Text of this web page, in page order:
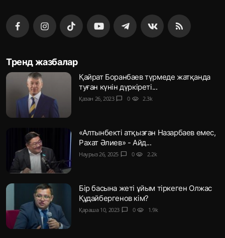
Тренд жазбалар
Қайрат Боранбаев түрмеде жатқанда
туған күнін дүркіреті...
Қазан 26, 2023 chat_bubble 0 visibility 2.3k
«Алтынбекті атқызған Назарбаев емес,
Рахат Әлиев» - Айд...
Наурыз 26, 2025 chat_bubble 0 visibility 2.2k
Бір басына жеті ұйым тіркеген Олжас
Құдайбергенов кім?
Қараша 10, 2023 chat_bubble 0 visibility 1.9k